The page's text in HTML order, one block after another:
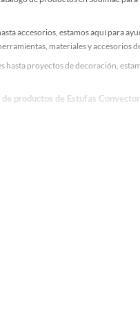
accesorios, estamos aquí para
materiales y accesorios
hasta proyectos de decoración,
productos de Estufas
y accesorios de calidad para tus